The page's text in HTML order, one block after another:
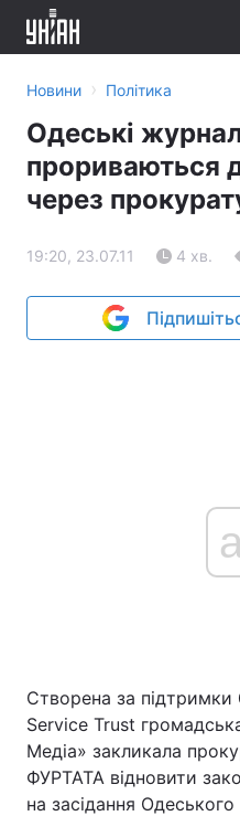
Новини › Політика
Одеські
прориваються
через
19:20, 23.07.11 4 хв.
Створена за підтримки
Service Trust
Медіа» закликала
ФУРТАТА відновити
на засідання Одеського